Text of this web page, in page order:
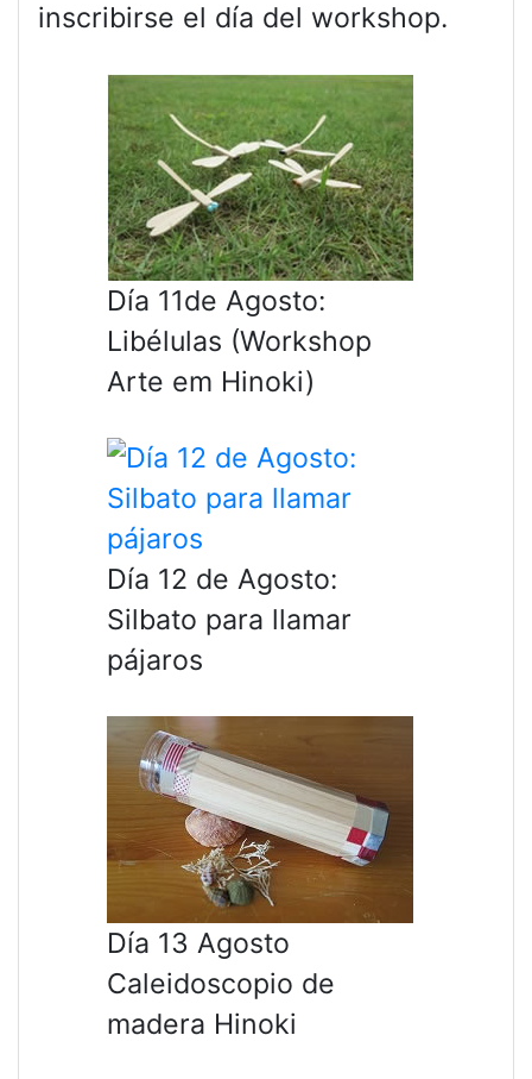
inscribirse el día del workshop.
Día 11de Agosto:
Libélulas (Workshop
Arte em Hinoki)
Día 12 de Agosto:
Silbato para llamar
pájaros
Día 13 Agosto
Caleidoscopio de
madera Hinoki